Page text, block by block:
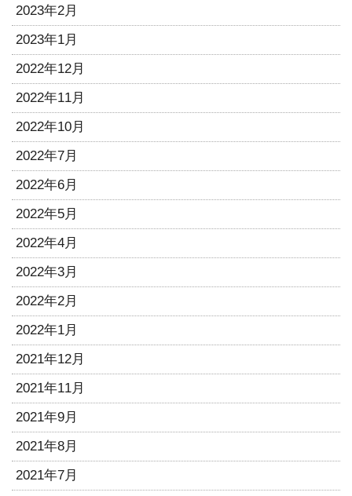
2023年2月
2023年1月
2022年12月
2022年11月
2022年10月
2022年7月
2022年6月
2022年5月
2022年4月
2022年3月
2022年2月
2022年1月
2021年12月
2021年11月
2021年9月
2021年8月
2021年7月